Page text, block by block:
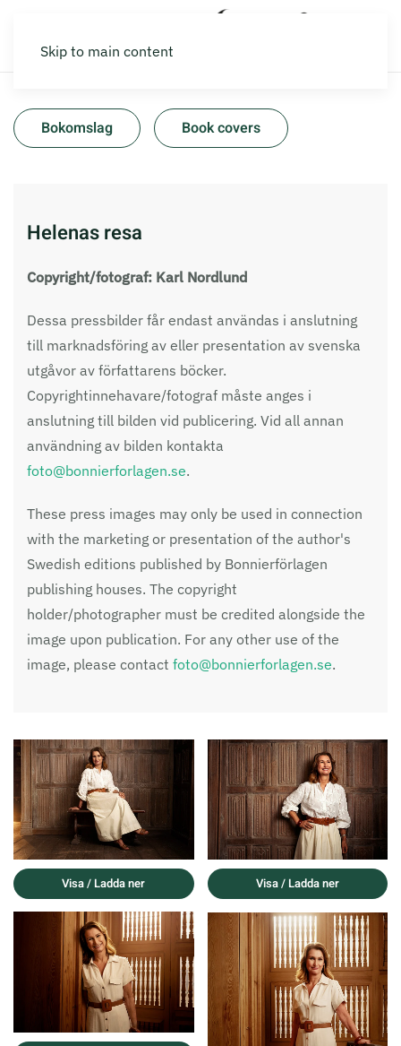
Skip to main content
Bokomslag Book covers
Helenas resa
Copyright/fotograf: Karl Nordlund
Dessa pressbilder får endast användas i anslutning
till marknadsföring av eller presentation av svenska
utgåvor av författarens böcker.
Copyrightinnehavare/fotograf måste anges i
anslutning till bilden vid publicering. Vid all annan
användning av bilden kontakta
foto@bonnierforlagen.se.
These press images may only be used in connection
with the marketing or presentation of the author's
Swedish editions published by Bonnierförlagen
publishing houses. The copyright
holder/photographer must be credited alongside the
image upon publication. For any other use of the
image, please contact foto@bonnierforlagen.se.
Visa / Ladda ner Visa / Ladda ner